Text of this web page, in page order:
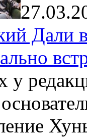
Дали
у